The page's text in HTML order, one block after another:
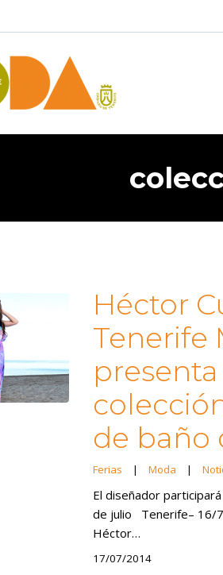
Héctor
Tenerife
de baño
Ferias | Moda |
El diseñador
de julio Tenerife– 16/
Héctor…
17/07/2014